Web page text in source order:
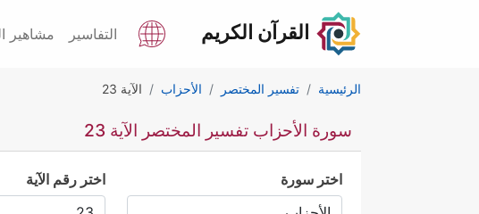
القرآن الكريم التفاسير مشاهير
الرئيسية تفسير المختصر الأحزاب الآية 23
سورة الأحزاب تفسير المختصر الآية 23
اختر سورة اختر رقم الآية